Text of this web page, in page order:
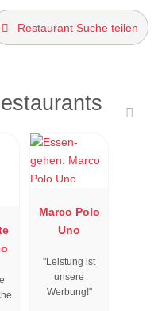
Restaurant Suche teilen
Marco Polo
Uno
"Leistung ist
unsere
Werbung!"